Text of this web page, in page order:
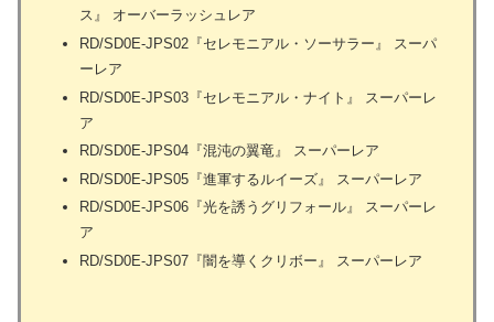
ス』 オーバーラッシュレア
RD/SD0E-JPS02『セレモニアル・ソーサラー』 スーパ
ーレア
RD/SD0E-JPS03『セレモニアル・ナイト』 スーパーレ
ア
RD/SD0E-JPS04『混沌の翼竜』 スーパーレア
RD/SD0E-JPS05『進軍するルイーズ』 スーパーレア
RD/SD0E-JPS06『光を誘うグリフォール』 スーパーレ
ア
RD/SD0E-JPS07『闇を導くクリボー』 スーパーレア